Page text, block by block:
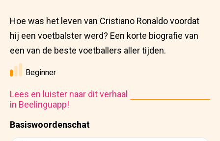
Basiswoordenschat
Hoe was het leven van Cristiano Ronaldo voordat
hij een voetbalster werd? Een korte biografie van
een van de beste voetballers aller tijden.
Beginner
Lees en luister naar dit verhaal
in Beelinguapp!